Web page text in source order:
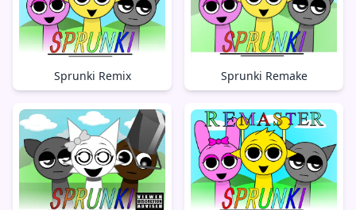
Sprunki Remix Sprunki Remake